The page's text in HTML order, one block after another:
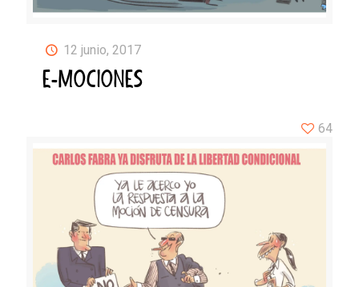
12 junio, 2017
E-MOCIONES
64